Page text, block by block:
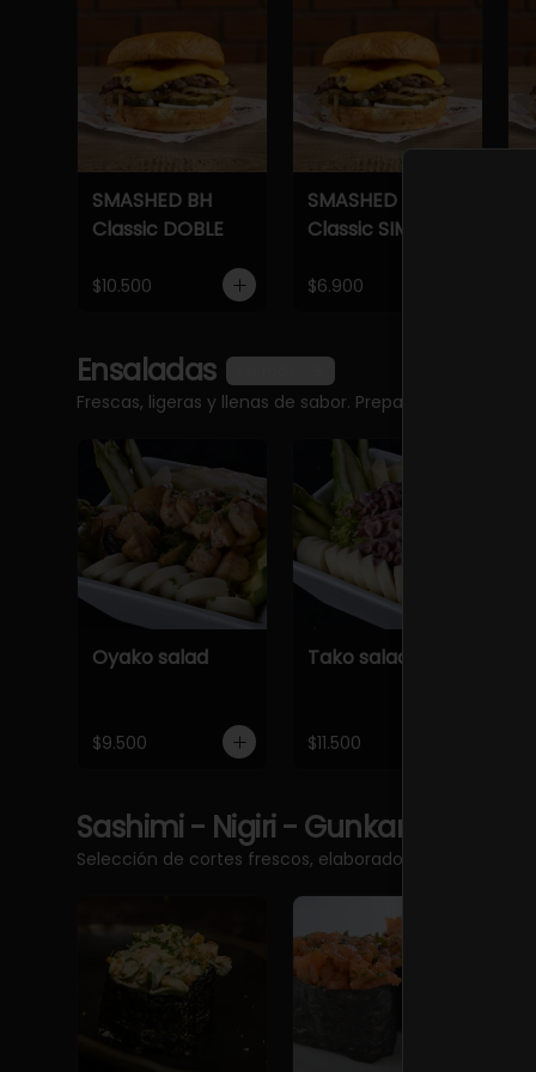
SMASHED BH
Classic DOBLE
$10.500
SMASHED BH
Classic SIMPLE
$6.900
Ensaladas
Frescas, ligeras y llenas de sabor. Preparadas con
Oyako salad
$9.500
Tako salad
$11.500
Sashimi - Nigiri - Gunkan
Selección de cortes frescos, elaborados con